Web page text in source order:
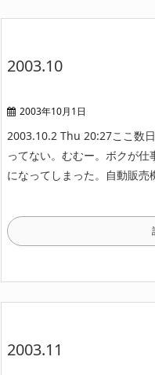
2003.10
2003年10月1日
2003.10.2 Thu 20:27ここ数
ってない。むむー。 ボクが仕
になってしまった。 自動販売
2003.11